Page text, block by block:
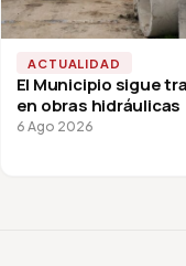
ACTUALIDAD
El Municipio sigue
en obras hidráulicas
6 Ago 2026